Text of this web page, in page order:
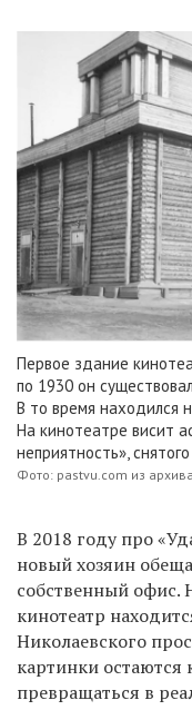
Первое здание
по 1930 он
В то время находился
На кинотеатре висит
неприятность»,
Фото: pastvu.com из
В 2018 году про
новый хозяин
собственный офис.
кинотеатр
Николаевского
картинки остаются
превращаться в